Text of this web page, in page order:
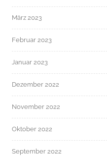
März 2023
Februar 2023
Januar 2023
Dezember 2022
November 2022
Oktober 2022
September 2022